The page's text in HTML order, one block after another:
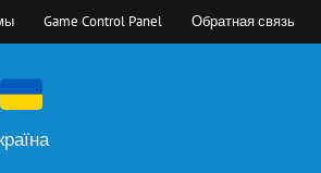
Game Control Panel Обратная связь